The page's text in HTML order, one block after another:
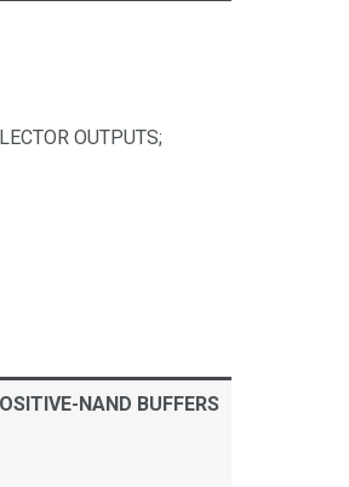
OUTPUTS;
NAND BUFFERS